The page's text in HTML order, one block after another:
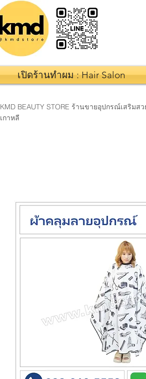
เปิดร้านทำผม : Hair Salon
KMD BEAUTY STORE ร้านขายอุปกรณ์เสริม
เกาหลี